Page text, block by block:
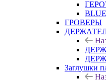
ГРОВЕРЫ
Заглушки